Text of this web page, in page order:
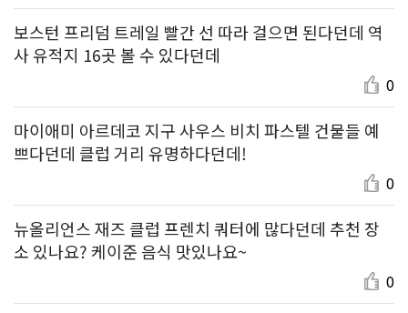
보스턴 프리덤 트레일 빨간 선 따라 걸으면 된다던데 역
사 유적지 16곳 볼 수 있다던데
0
마이애미 아르데코 지구 사우스 비치 파스텔 건물들 예
쁘다던데 클럽 거리 유명하다던데!
0
뉴올리언스 재즈 클럽 프렌치 쿼터에 많다던데 추천 장
소 있나요? 케이준 음식 맛있나요~
0